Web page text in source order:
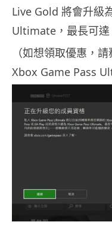
Live Gold 將會升級
Ultimate，最長可達
（如想領取優惠，
Xbox Game Pass